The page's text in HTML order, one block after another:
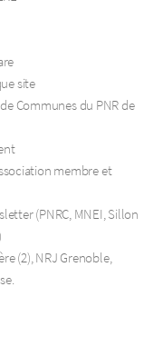
site
Communes du PNR de
membre et
(PNRC, MNEI, Sillon
(2), NRJ Grenoble,